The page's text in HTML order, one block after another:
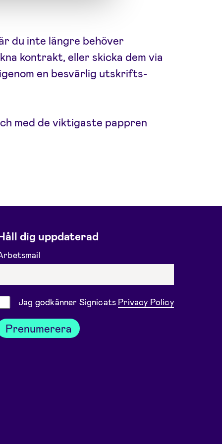
du inte längre behöver
kontrakt, eller skicka dem via
en besvärlig utskrifts-
med de viktigaste pappren
dig uppdaterad
Samtycke
Jag godkänner Signicats Privacy Policy
Prenumerera